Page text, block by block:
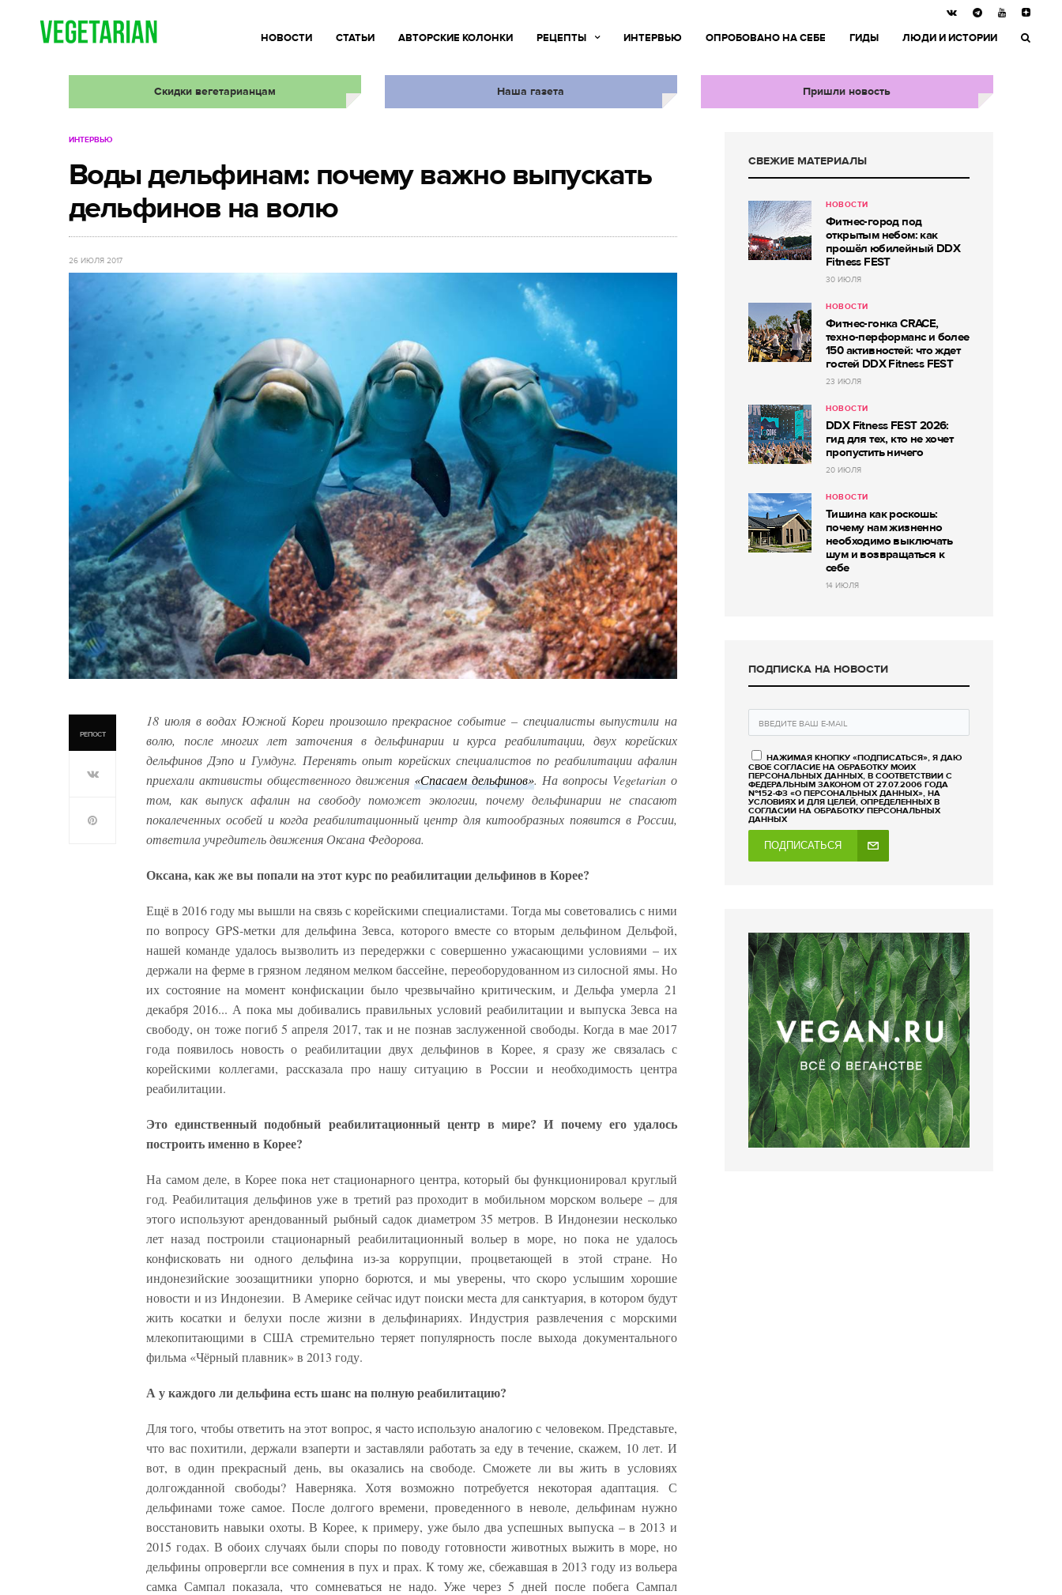
НОВОСТИ СТАТЬИ АВТОРСКИЕ КОЛОНКИ РЕЦЕПТЫ ИНТЕРВЬЮ ОПРОБОВАНО НА СЕБЕ ГИДЫ ЛЮДИ И ИСТОРИИ
Скидки вегетарианцам Наша газета Пришли новость
ИНТЕРВЬЮ
Воды дельфинам: почему важно выпускать
дельфинов на волю
26 ИЮЛЯ 2017
РЕПОСТ
18 июля в водах Южной Кореи произошло прекрасное событие – специалисты выпустили на
волю, после многих лет заточения в дельфинарии и курса реабилитации, двух корейских
дельфинов Дэпо и Гумдунг. Перенять опыт корейских специалистов по реабилитации афалин
приехали активисты общественного движения «Спасаем дельфинов». На вопросы Vegetarian о
том, как выпуск афалин на свободу поможет экологии, почему дельфинарии не спасают
покалеченных особей и когда реабилитационный центр для китообразных появится в России,
ответила учредитель движения Оксана Федорова.
Оксана, как же вы попали на этот курс по реабилитации дельфинов в Корее?
Ещё в 2016 году мы вышли на связь с корейскими специалистами. Тогда мы советовались с ними
по вопросу GPS-метки для дельфина Зевса, которого вместе со вторым дельфином Дельфой,
нашей команде удалось вызволить из передержки с совершенно ужасающими условиями – их
держали на ферме в грязном ледяном мелком бассейне, переоборудованном из силосной ямы. Но
их состояние на момент конфискации было чрезвычайно критическим, и Дельфа умерла 21
декабря 2016... А пока мы добивались правильных условий реабилитации и выпуска Зевса на
свободу, он тоже погиб 5 апреля 2017, так и не познав заслуженной свободы. Когда в мае 2017
года появилось новость о реабилитации двух дельфинов в Корее, я сразу же связалась с
корейскими коллегами, рассказала про нашу ситуацию в России и необходимость центра
реабилитации.
Это единственный подобный реабилитационный центр в мире? И почему его удалось
построить именно в Корее?
На самом деле, в Корее пока нет стационарного центра, который бы функционировал круглый
год. Реабилитация дельфинов уже в третий раз проходит в мобильном морском вольере – для
этого используют арендованный рыбный садок диаметром 35 метров. В Индонезии несколько
лет назад построили стационарный реабилитационный вольер в море, но пока не удалось
конфисковать ни одного дельфина из-за коррупции, процветающей в этой стране. Но
индонезийские зоозащитники упорно борются, и мы уверены, что скоро услышим хорошие
новости и из Индонезии. В Америке сейчас идут поиски места для санктуария, в котором будут
жить косатки и белухи после жизни в дельфинариях. Индустрия развлечения с морскими
млекопитающими в США стремительно теряет популярность после выхода документального
фильма «Чёрный плавник» в 2013 году.
А у каждого ли дельфина есть шанс на полную реабилитацию?
Для того, чтобы ответить на этот вопрос, я часто использую аналогию с человеком. Представьте,
что вас похитили, держали взаперти и заставляли работать за еду в течение, скажем, 10 лет. И
вот, в один прекрасный день, вы оказались на свободе. Сможете ли вы жить в условиях
долгожданной свободы? Наверняка. Хотя возможно потребуется некоторая адаптация. С
дельфинами тоже самое. После долгого времени, проведенного в неволе, дельфинам нужно
восстановить навыки охоты. В Корее, к примеру, уже было два успешных выпуска – в 2013 и
2015 годах. В обоих случаях были споры по поводу готовности животных выжить в море, но
дельфины опровергли все сомнения в пух и прах. К тому же, сбежавшая в 2013 году из вольера
самка Сампал показала, что сомневаться не надо. Уже через 5 дней после побега Сампал
СВЕЖИЕ МАТЕРИАЛЫ
НОВОСТИ
Фитнес-город под
открытым небом: как
прошёл юбилейный DDX
Fitness FEST
30 ИЮЛЯ
НОВОСТИ
Фитнес-гонка CRACE,
техно-перформанс и более
150 активностей: что ждет
гостей DDX Fitness FEST
23 ИЮЛЯ
НОВОСТИ
DDX Fitness FEST 2026:
гид для тех, кто не хочет
пропустить ничего
20 ИЮЛЯ
НОВОСТИ
Тишина как роскошь:
почему нам жизненно
необходимо выключать
шум и возвращаться к
себе
14 ИЮЛЯ
ПОДПИСКА НА НОВОСТИ
НАЖИМАЯ КНОПКУ «ПОДПИСАТЬСЯ», Я ДАЮ
СВОЕ СОГЛАСИЕ НА ОБРАБОТКУ МОИХ
ПЕРСОНАЛЬНЫХ ДАННЫХ, В СООТВЕТСТВИИ С
ФЕДЕРАЛЬНЫМ ЗАКОНОМ ОТ 27.07.2006 ГОДА
№152-ФЗ «О ПЕРСОНАЛЬНЫХ ДАННЫХ», НА
УСЛОВИЯХ И ДЛЯ ЦЕЛЕЙ, ОПРЕДЕЛЕННЫХ В
СОГЛАСИИ НА ОБРАБОТКУ ПЕРСОНАЛЬНЫХ
ДАННЫХ
ПОДПИСАТЬСЯ